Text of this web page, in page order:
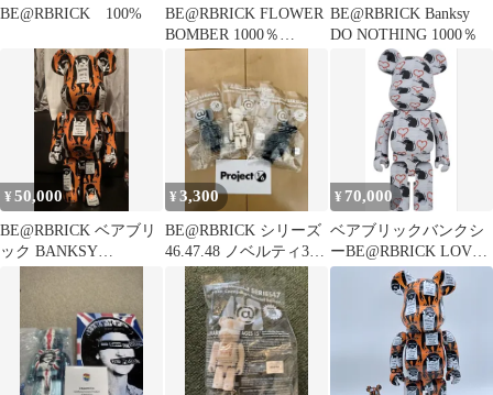
BE@RBRICK 100%
BE@RBRICK FLOWER
BOMBER 1000％
Banksy
BE@RBRICK Banksy
DO NOTHING 1000％
¥50,000
BE@RBRICK ベアブリ
ック BANKSY
¥3,300
BE@RBRICK シリーズ
46.47.48 ノベルティ3体
セット
¥ 70,000
ベアブリックバンクシ
ーBE@RBRICK LOVE
RAT